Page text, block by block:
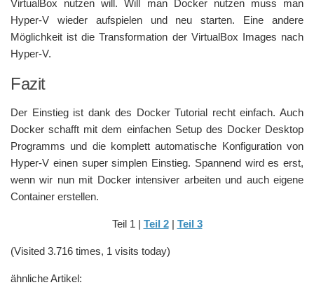
VirtualBox nutzen will. Will man Docker nutzen muss man
Hyper-V wieder aufspielen und neu starten. Eine andere
Möglichkeit ist die Transformation der VirtualBox Images nach
Hyper-V.
Fazit
Der Einstieg ist dank des Docker Tutorial recht einfach. Auch
Docker schafft mit dem einfachen Setup des Docker Desktop
Programms und die komplett automatische Konfiguration von
Hyper-V einen super simplen Einstieg. Spannend wird es erst,
wenn wir nun mit Docker intensiver arbeiten und auch eigene
Container erstellen.
Teil 1 | Teil 2| Teil 3
(Visited 3.716 times, 1 visits today)
ähnliche Artikel: